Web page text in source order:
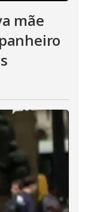
mãe